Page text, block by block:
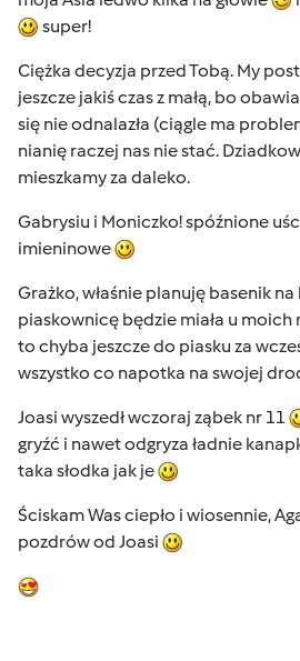
super!
Ciężka decyzja przed Tobą. My
jeszcze jakiś czas z małą, bo
się nie odnalazła (ciągle ma
nianię raczej nas nie stać.
mieszkamy za daleko.
Gabrysiu i Moniczko! spóźnione
imieninowe
Grażko, właśnie planuję basenik
piaskownicę będzie miała u
to chyba jeszcze do piasku za
wszystko co napotka na swojej
Joasi wyszedł wczoraj ząbek nr 11
gryźć i nawet odgryza ładnie
taka słodka jak je
Ściskam Was ciepło i wiosennie,
pozdrów od Joasi